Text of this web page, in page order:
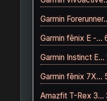
Garmin
Garmin fēnix E -
Garmin Instinct
Garmin fēnix 7X…
Amazfit T-Rex